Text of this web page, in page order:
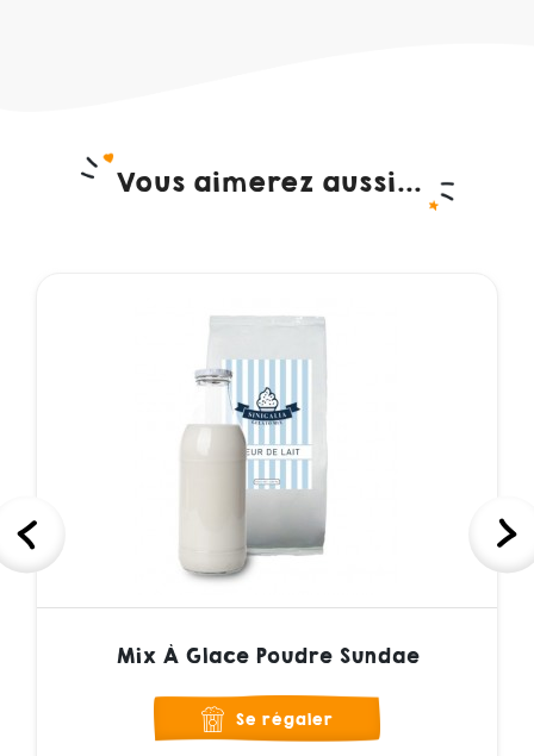
Vous aimerez aussi...
Mix À Glace Poudre Sundae
Se régaler